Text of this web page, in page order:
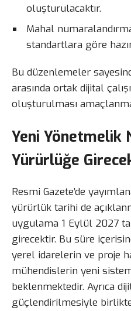
oluşturulacaktır.
Mahal
standartlara göre
Bu düzenlemeler
arasında ortak dijital
oluşturulması
Yeni Yönetmelik
Yürürlüğe
Resmi Gazete’de
yürürlük tarihi de
uygulama 1 Eylül 2027
girecektir. Bu süre
yerel idarelerin ve proje
mühendislerin yeni
beklenmektedir. Ayrıca
güçlendirilmesiyle